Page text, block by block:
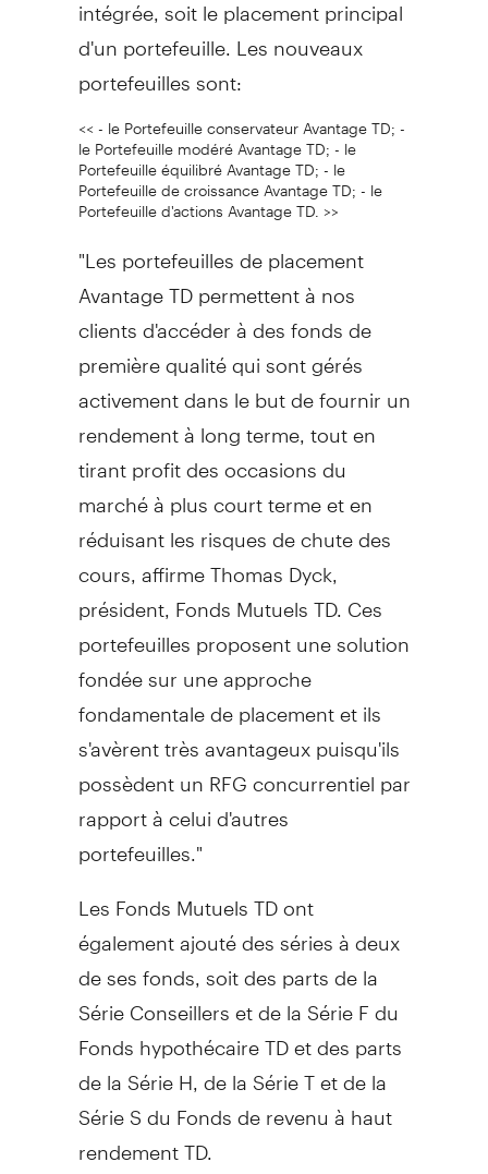
d'un portefeuille. Les nouveaux
portefeuilles sont:
<< - le Portefeuille conservateur Avantage TD; -
le Portefeuille modéré Avantage TD; - le
Portefeuille équilibré Avantage TD; - le
Portefeuille de croissance Avantage TD; - le
Portefeuille d'actions Avantage TD. >>
"Les portefeuilles de placement
Avantage TD permettent à nos
clients d'accéder à des fonds de
première qualité qui sont gérés
activement dans le but de fournir un
rendement à long terme, tout en
tirant profit des occasions du
marché à plus court terme et en
réduisant les risques de chute des
cours, affirme Thomas Dyck,
président, Fonds Mutuels TD. Ces
portefeuilles proposent une solution
fondée sur une approche
fondamentale de placement et ils
s'avèrent très avantageux puisqu'ils
possèdent un RFG concurrentiel par
rapport à celui d'autres
portefeuilles."
Les Fonds Mutuels TD ont
également ajouté des séries à deux
de ses fonds, soit des parts de la
Série Conseillers et de la Série F du
Fonds hypothécaire TD et des parts
de la Série H, de la Série T et de la
Série S du Fonds de revenu à haut
rendement TD.